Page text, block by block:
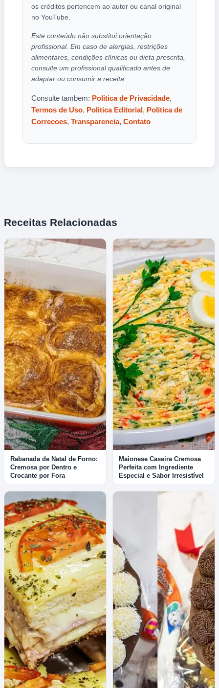
os créditos pertencem ao autor ou canal original
no YouTube.
Este conteúdo não substitui orientação
profissional. Em caso de alergias, restrições
alimentares, condições clínicas ou dieta prescrita,
consulte um profissional qualificado antes de
adaptar ou consumir a receita.
Consulte tambem: Politica de Privacidade,
Termos de Uso, Politica Editorial, Politica de
Correcoes, Transparencia, Contato
Receitas Relacionadas
Rabanada de Natal de Forno:
Cremosa por Dentro e
Crocante por Fora
Maionese Caseira Cremosa
Perfeita com Ingrediente
Especial e Sabor Irresistível